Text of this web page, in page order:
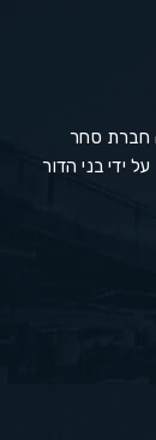
חברת סחר
ידי בני הדור